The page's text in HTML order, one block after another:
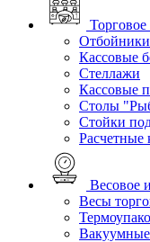
Отбойники
Кассовые
Стеллажи
Кассовые
Столы
Стойки
Расчетные
Весовое
Весы